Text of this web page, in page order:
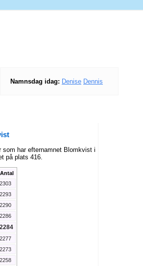
Namnsdag idag: Denise Dennis
som har efternamnet Blomkvist i
på plats 416.
Antal
2303
2293
2290
2286
2284
2277
2273
2258